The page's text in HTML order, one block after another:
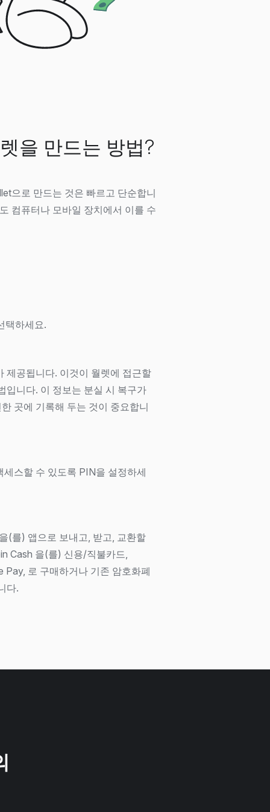
을 만드는 방법?
으로 만드는 것은 빠르고 단순합니
컴퓨터나 모바일 장치에서 이를 수
택하세요.
제공됩니다. 이것이 월렛에 접근할
입니다. 이 정보는 분실 시 복구가
곳에 기록해 두는 것이 중요합니
세스할 수 있도록 PIN을 설정하세
(를) 앱으로 보내고, 받고, 교환할
Cash 을(를) 신용/직불카드,
Pay, 로 구매하거나 기존 암호화폐
다.